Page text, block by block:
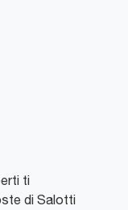
ti
di Salotti